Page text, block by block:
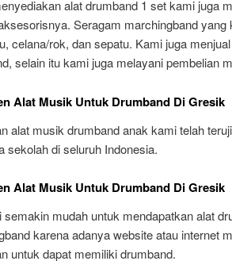
alat drumband 1 set kami juga
Seragam marchingband
celana/rok, dan sepatu. Kami juga
selain itu kami juga melayani pembelian
Alat Musik Untuk Drumband Di Gresik
alat musik drumband anak kami telah
sekolah di seluruh Indonesia.
Alat Musik Untuk Drumband Di Gresik
semakin mudah untuk mendapatkan alat
karena adanya website atau internet
untuk dapat memiliki drumband.